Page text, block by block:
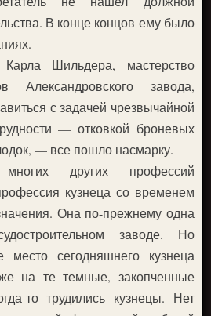
В конце концов ему было
Карла Шильдера, мастерство
Александровского завода,
с задачей чрезвычайной
— отковкой броневых
— все пошло насмарку.
других профессий
кузнеца со временем
Она по-прежнему одна
заводе. Но
место сегодняшнего кузнеца
на те темные, закопченные
то трудились кузнецы. Нет